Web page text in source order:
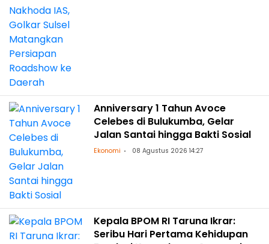
Anniversary 1 Tahun Avoce
Celebes di Bulukumba, Gelar
Jalan Santai hingga Bakti Sosial
Ekonomi 08 Agustus 2026 14:27
Kepala BPOM RI Taruna Ikrar:
Seribu Hari Pertama Kehidupan